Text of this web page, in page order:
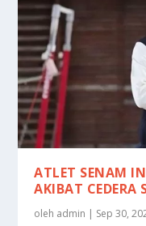
ATLET SENAM
AKIBAT
oleh admin | Sep 30,